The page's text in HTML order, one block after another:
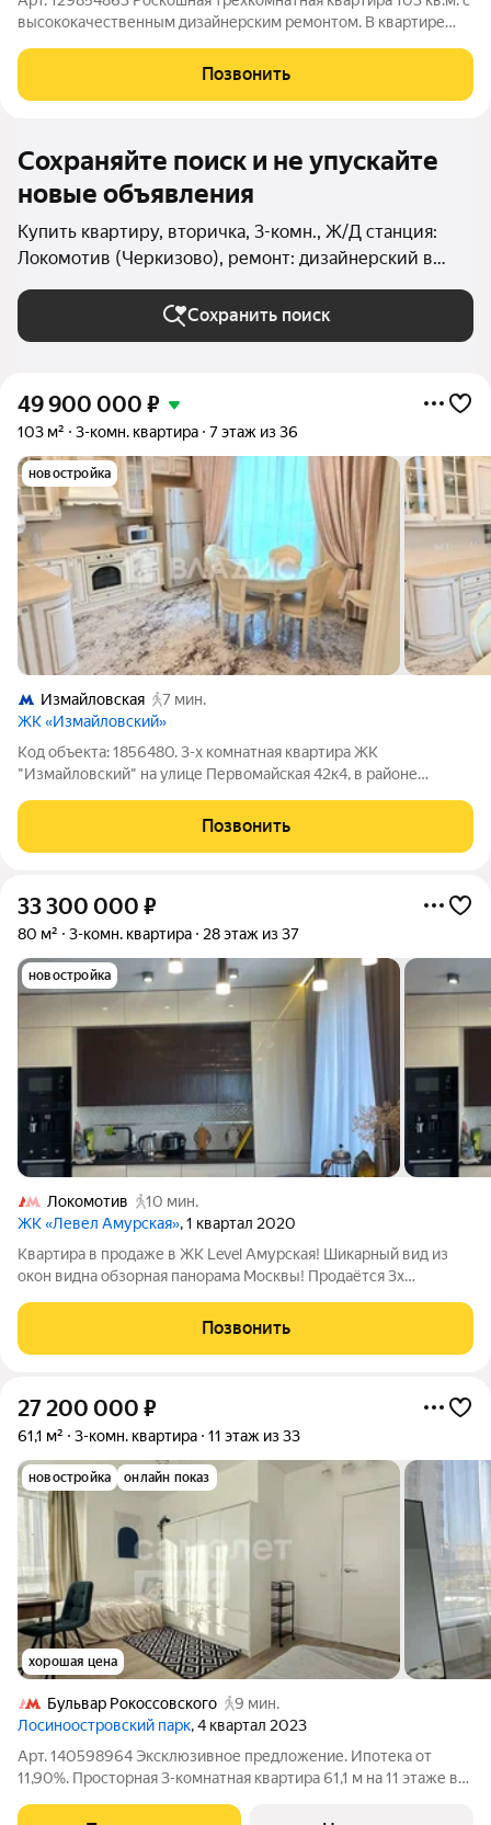
высококачественным дизайнерским ремонтом. В квартире
функциональная, хорошо продуманная планировка: 2 спальни
по 20 кв.м., кухня 18 кв.м.,
Позвонить
Сохраняйте поиск и не упускайте
новые объявления
Купить квартиру, вторичка, 3-комн., Ж/Д станция:
Локомотив (Черкизово), ремонт: дизайнерский в
Москве и МО
Сохранить поиск
49 900 000 ₽
103 м² 3-комн. квартира 7 этаж из 36
новостройка
Измайловская
7 мин.
ЖК «Измайловский»
Код объекта: 1856480. 3-х комнатная квартира ЖК
"Измайловский" на улице Первомайская 42к4, в районе
угловая гостиная 16,5 кв.м. Две спальни 20 кв.м. Санузел
раздельный. Дубовый паркет в комнатах.
Позвонить
33 300 000 ₽
80 м² 3-комн. квартира 28 этаж из 37
новостройка
Локомотив
10 мин.
ЖК «Левел Амурская», 1 квартал 2020
Квартира в продаже в ЖК Level Амурская! Шикарный вид из
окон видна обзорная панорама Москвы! Продаётся 3х
класса. Площадь: 80 общая / 54 жилая / кухня 15, ул. Амурская ,
д.1Ак1, 28 этаж.
Позвонить
27 200 000 ₽
61,1 м² 3-комн. квартира 11 этаж из 33
новостройка онлайн показ
хорошая цена
Бульвар Рокоссовского
9 мин.
Лосиноостровский парк, 4 квартал 2023
Арт. 140598964 Эксклюзивное предложение. Ипотека от
11,90%. Просторная 3-комнатная квартира 61,1 м на 11 этаже в